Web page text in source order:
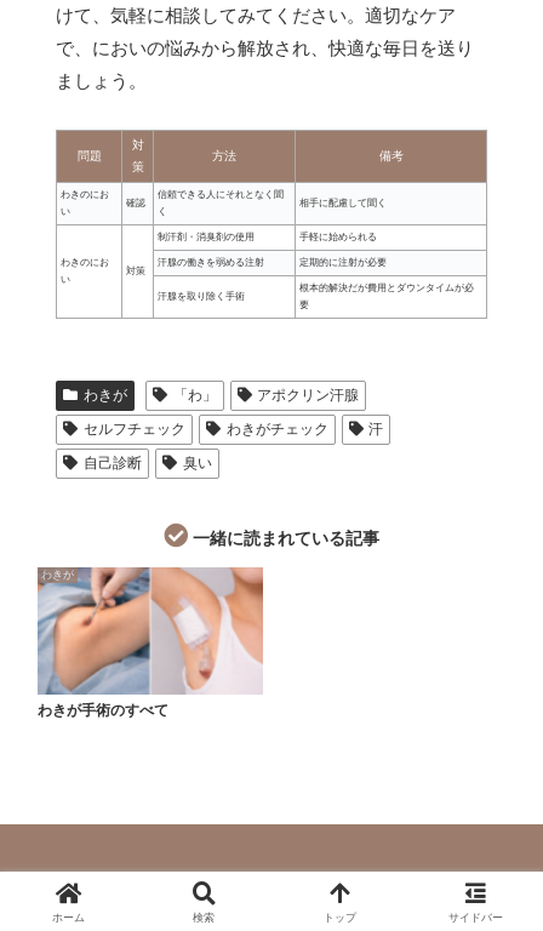
けて、気軽に相談してみてください。適切なケア
で、においの悩みから解放され、快適な毎日を送り
ましょう。
問題
対
策
方法 備考
わきのにお
い
確認
信頼できる人にそれとなく聞
く
相手に配慮して聞く
わきのにお
い
対策
制汗剤・消臭剤の使用 手軽に始められる
汗腺の働きを弱める注射 定期的に注射が必要
汗腺を取り除く手術
根本的解決だが費用とダウンタイムが必
要
わきが 「わ」
アポクリン汗腺
セルフチェック
わきがチェック
汗
自己診断
臭い
一緒に読まれている記事
わきが
わきが手術のすべて
© 2024 美容のこと全部教えます。.
ホーム 検索 トップ サイドバー